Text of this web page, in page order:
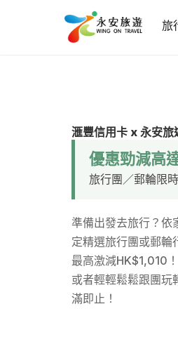
旅
滙豐信用卡 x 永安旅
優惠勁減高
旅行團／郵輪限
準備出發去旅行？依
定精選旅行團或郵輪
最高激減HK$1,010
或者輕輕鬆鬆跟團玩
滿即止！